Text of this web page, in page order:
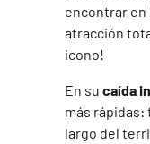
encontrar en
atracción
icono!
En su caída
más rápidas:
largo del